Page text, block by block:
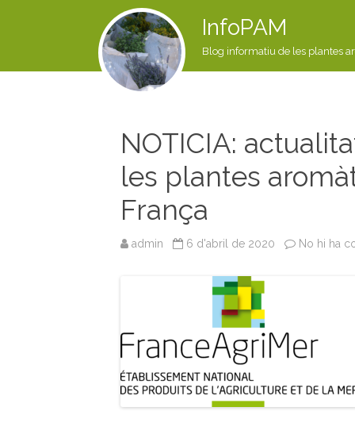
InfoPAM
Blog informatiu de les plantes
NOTICIA:
les plantes
França
admin 6 d'abril de 2020 No hi ha